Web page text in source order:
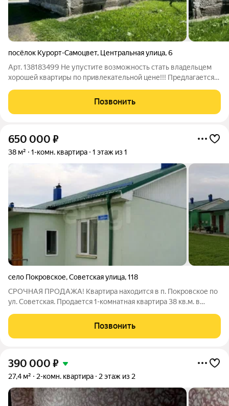
посёлок Курорт-Самоцвет, Центральная улица,6
Арт. 138183499 Не упустите возможность стать владельцем
хорошей квартиры по привлекательной цене!!! Предлагается
поселка Курорт Самоцвет , расположенная по адресу :
п.Курорт-Самоцвет ул.
Позвонить
650 000 ₽
38 м² 1-комн. квартира 1 этаж из 1
село Покровское,Советская улица,118
СРОЧНАЯ ПРОДАЖА! Квартира находится в п. Покровское по
ул. Советская. Продается 1-комнатная квартира 38 кв.м. в
попадаете в холодную прихожую с железной дверью, затем в
коридор, а далее
Позвонить
390 000 ₽
27,4 м² 2-комн. квартира 2 этаж из 2